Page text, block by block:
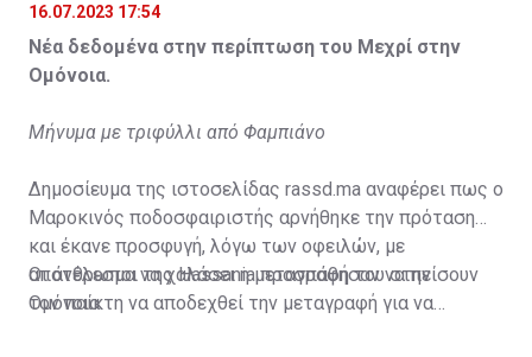
16.07.2023 17:54
Νέα δεδομένα στην περίπτωση του Μεχρί στην
Ομόνοια.
Μήνυμα με τριφύλλι από Φαμπιάνο
Δημοσίευμα της ιστοσελίδας rassd.ma αναφέρει πως ο
Μαροκινός ποδοσφαιριστής αρνήθηκε την πρόταση
και έκανε προσφυγή, λόγω των οφειλών, με
αποτέλεσμα να χαλάσει η μεταγραφή του στην
Ομόνοια.
Οι άνθρωποι της Hassania προσπάθησαν να πείσουν
τον παίκτη να αποδεχθεί την μεταγραφή για να